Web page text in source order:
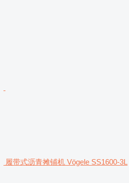
履带式沥青摊铺机 Vögele SS1600-3L